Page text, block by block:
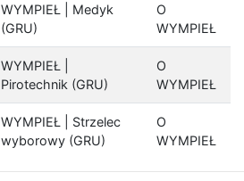
WYMPIEŁ | Medyk
(GRU)
O
WYMPIEŁ
WYMPIEŁ |
Pirotechnik (GRU)
O
WYMPIEŁ
WYMPIEŁ | Strzelec
wyborowy (GRU)
O
WYMPIEŁ